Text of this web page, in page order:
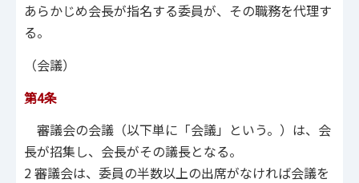
あらかじめ会長が指名する委員が、その職務を代理す
る。
（会議）
第4条
審議会の会議（以下単に「会議」という。）は、会
長が招集し、会長がその議長となる。
2 審議会は、委員の半数以上の出席がなければ会議を